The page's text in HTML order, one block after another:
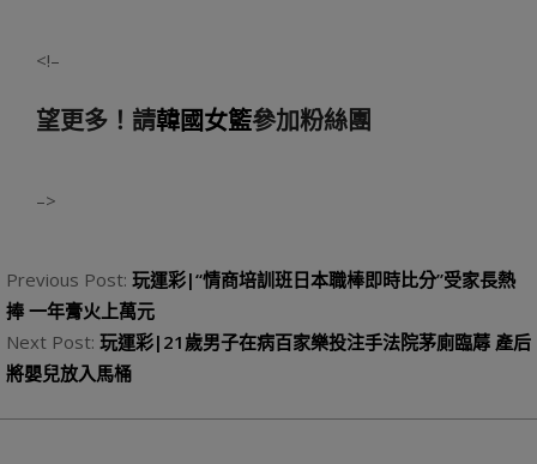
<!–
望更多！請韓國女籃參加粉絲團
–>
09-
01
Previous Post: 玩運彩|“情商培訓班日本職棒即時比分”受家長熱
捧 一年膏火上萬元
Next Post: 玩運彩|21歲男子在病百家樂投注手法院茅廁臨蓐 產后
將嬰兒放入馬桶